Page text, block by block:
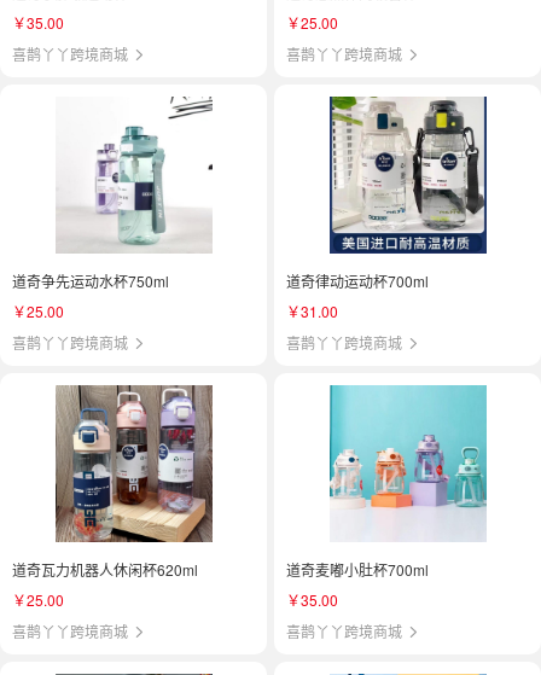
￥35.00
喜鹊丫丫跨境商城
￥25.00
喜鹊丫丫跨境商城
道奇争先运动水杯750ml
￥25.00
喜鹊丫丫跨境商城
道奇律动运动杯700ml
￥31.00
喜鹊丫丫跨境商城
道奇瓦力机器人休闲杯620ml
￥25.00
喜鹊丫丫跨境商城
道奇麦嘟小肚杯700ml
￥35.00
喜鹊丫丫跨境商城